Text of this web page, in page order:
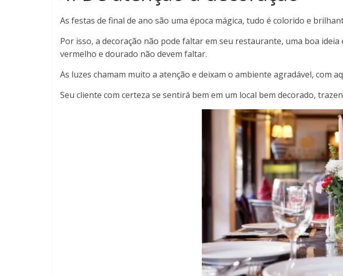
As festas de final de ano são uma época mágica, tudo é colorido e
Por isso, a decoração não pode faltar em seu restaurante, uma boa
vermelho e dourado não devem faltar.
As luzes chamam muito a atenção e deixam o ambiente agradável, com
Seu cliente com certeza se sentirá bem em um local bem decorado,